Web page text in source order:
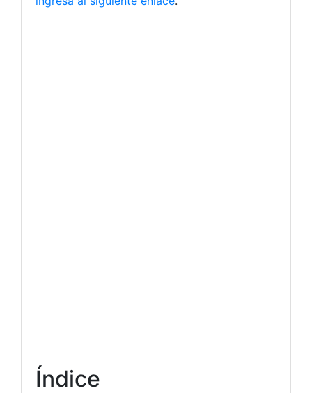
Índice